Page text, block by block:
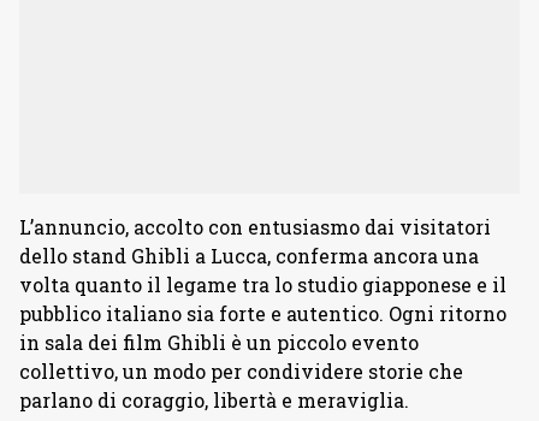
L’annuncio, accolto con entusiasmo dai visitatori
dello stand Ghibli a Lucca, conferma ancora una
volta quanto il legame tra lo studio giapponese e il
pubblico italiano sia forte e autentico. Ogni ritorno
in sala dei film Ghibli è un piccolo evento
collettivo, un modo per condividere storie che
parlano di coraggio, libertà e meraviglia.